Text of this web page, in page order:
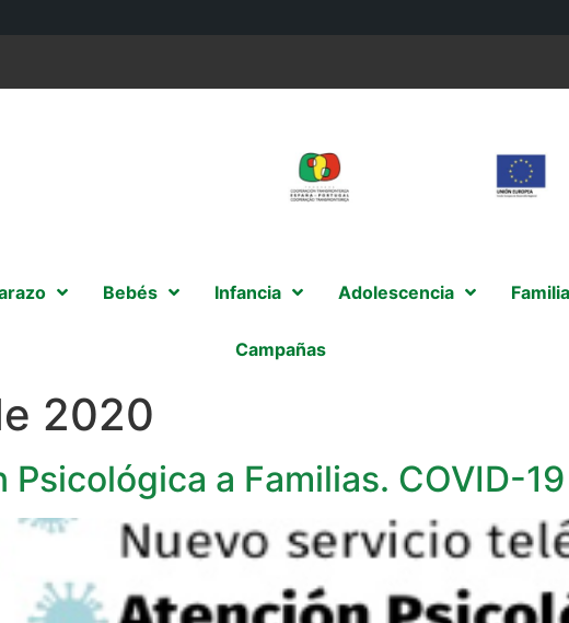
Bebés Infancia Adolescencia
Campañas
2020
a Familias. COVID-19